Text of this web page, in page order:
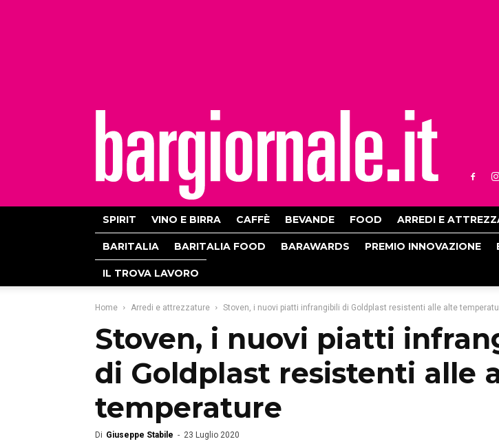
SPIRIT VINO E BIRRA CAFFÈ BEVANDE FOOD ARREDI E
BARITALIA BARITALIA FOOD BARAWARDS PREMIO INNOVAZIONE
IL TROVA LAVORO
Home Arredi e attrezzature Stoven, i nuovi piatti infrangibili di Goldplast resistenti alle alte
Stoven, i nuovi piatti
di Goldplast resistenti alle
temperature
Di Giuseppe Stabile - 23 Luglio 2020